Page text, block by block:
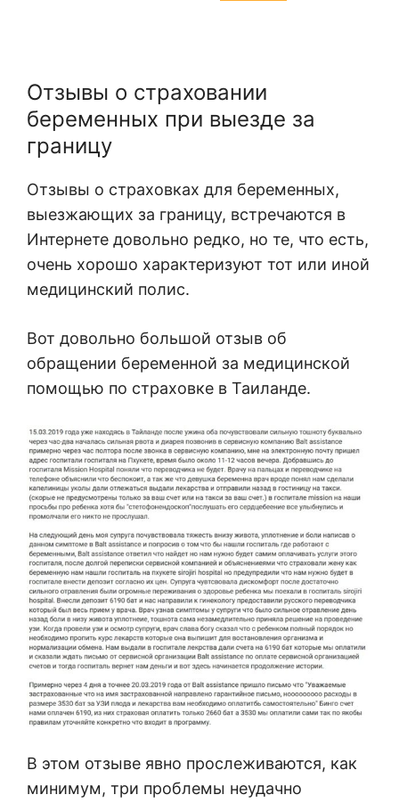
Отзывы о страховании
беременных при выезде за
границу
Отзывы о страховках для беременных,
выезжающих за границу, встречаются в
Интернете довольно редко, но те, что есть,
очень хорошо характеризуют тот или иной
медицинский полис.
Вот довольно большой отзыв об
обращении беременной за медицинской
помощью по страховке в Таиланде.
В этом отзыве явно прослеживаются, как
минимум, три проблемы неудачно